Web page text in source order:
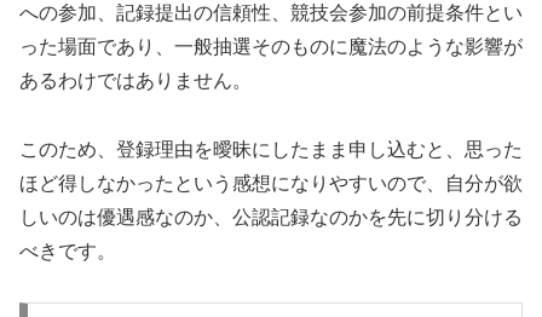
への参加、記録提出の信頼性、競技会参加の前提条件とい
った場面であり、一般抽選そのものに魔法のような影響が
あるわけではありません。
このため、登録理由を曖昧にしたまま申し込むと、思った
ほど得しなかったという感想になりやすいので、自分が欲
しいのは優遇感なのか、公認記録なのかを先に切り分ける
べきです。